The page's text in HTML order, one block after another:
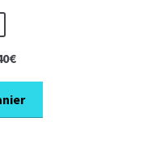
€Le
actuel
est :